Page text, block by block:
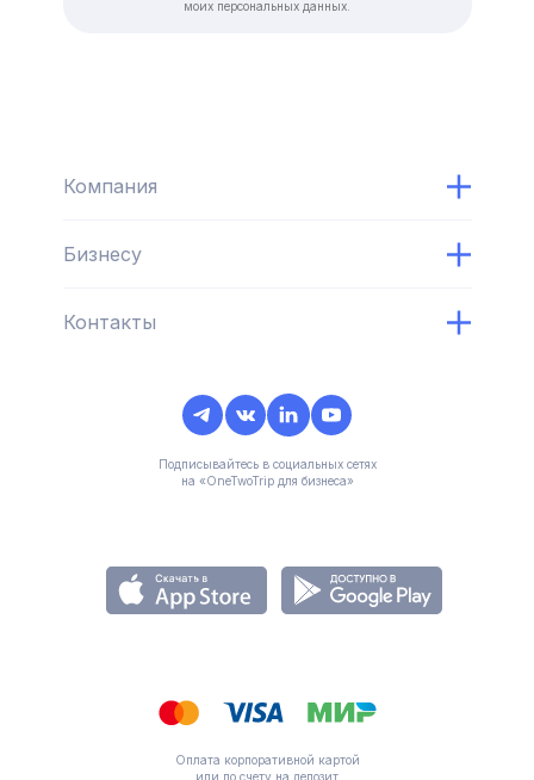
моих персональных данных.
Компания
Бизнесу
Контакты
Подписывайтесь в социальных сетях
на «OneTwoTrip для бизнеса»
Оплата корпоративной картой
или по счету на депозит